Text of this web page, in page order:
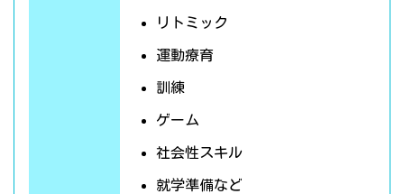
リトミック
運動療育
訓練
ゲーム
社会性スキル
就学準備など